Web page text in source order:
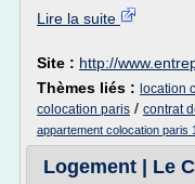
Lire la suite
Site : http://
Thèmes liés : location
colocation paris / contrat
appartement colocation paris
Logement | Le